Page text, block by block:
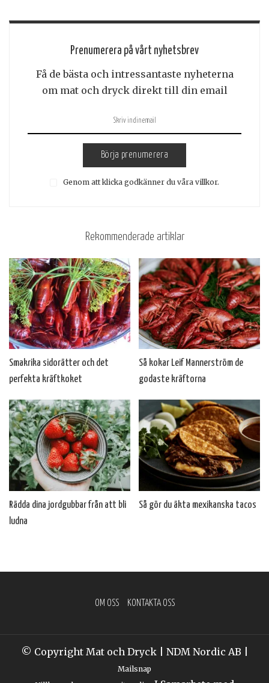
Prenumerera på vårt nyhetsbrev
Få de bästa och intressantaste nyheterna
om mat och dryck direkt till din email
Börja prenumerera
Genom att klicka godkänner du våra villkor.
Rekommenderade artiklar
Smakrika sidorätter och det
perfekta kräftkoket
Så kokar Leif Mannerström de
godaste kräftorna
Rädda dina jordgubbar från att bli
ludna
Så gör du äkta mexikanska tacos
OM OSS KONTAKTA OSS
© Copyright Mat och Dryck | NDM Nordic AB |
Mailsnap